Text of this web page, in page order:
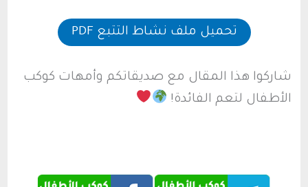
تحميل ملف نشاط التتبع PDF
شاركوا هذا المقال مع صديقاتكم وأمهات كوكب
الأطفال لتعم الفائدة!